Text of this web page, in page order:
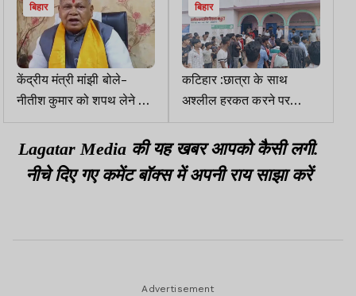
बिहार
केंद्रीय मंत्री मांझी बोले-
नीतीश कुमार को शपथ लेने की
बधाई नहीं दूंगा
बिहार
कटिहार :छात्रा के साथ
अश्लील हरकत करने पर
शिक्षक की बेरहमी से पिटाई,
BEO ने दिए जांच के आदेश
Lagatar Media की यह खबर आपको कैसी लगी.
नीचे दिए गए कमेंट बॉक्स में अपनी राय साझा करें
Advertisement